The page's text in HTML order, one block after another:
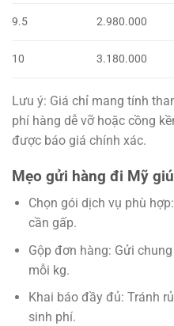
9.5 2.980.000
10 3.180.000
Lưu ý: Giá chỉ mang tính
phí hàng dễ vỡ hoặc cồng
được báo giá chính xác.
Mẹo gửi hàng đi Mỹ
Chọn gói dịch vụ phù
cần gấp.
Gộp đơn hàng: Gửi
mỗi kg.
Khai báo đầy đủ: Tránh
sinh phí.